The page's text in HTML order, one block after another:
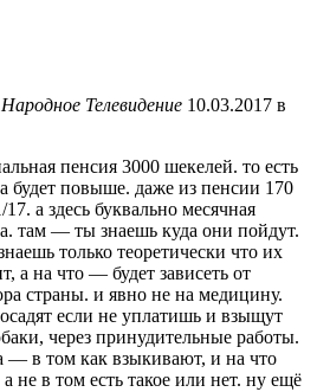
Телевидение 10.03.2017 в
пенсия 3000 шекелей. то есть
будет повыше. даже из пенсии 170
а здесь буквально месячная
там — ты знаешь куда они пойдут.
только теоретически что их
а на что — будет зависеть от
страны. и явно не на медицину.
если не уплатишь и взыщут
через принудительные работы.
— в том как взыкивают, и на что
не в том есть такое или нет. ну ещё